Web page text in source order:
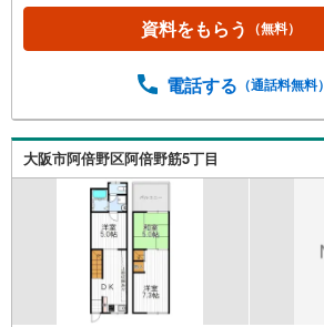
資料をもらう （無料）
電話する （通話料無料）
大阪市阿倍野区阿倍野筋5丁目